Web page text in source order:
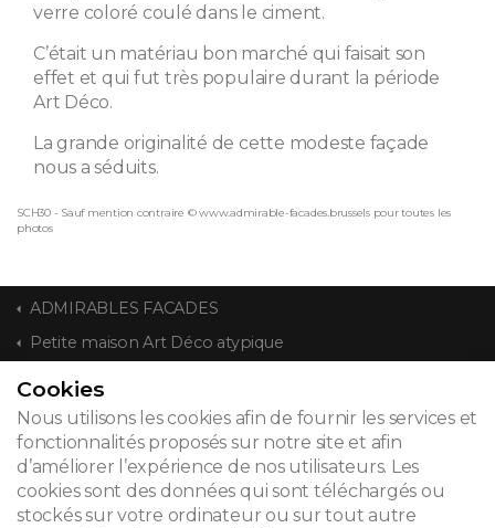
verre coloré coulé dans le ciment.
C’était un matériau bon marché qui faisait son
effet et qui fut très populaire durant la période
Art Déco.
La grande originalité de cette modeste façade
nous a séduits.
SCH30 - Sauf mention contraire © www.admirable-facades.brussels pour toutes les
photos
ADMIRABLES FACADES
Petite maison Art Déco atypique
CONTACT
© 2026
Cookies
Nous utilisons les cookies afin de fournir les services et
fonctionnalités proposés sur notre site et afin
d’améliorer l’expérience de nos utilisateurs. Les
cookies sont des données qui sont téléchargés ou
stockés sur votre ordinateur ou sur tout autre